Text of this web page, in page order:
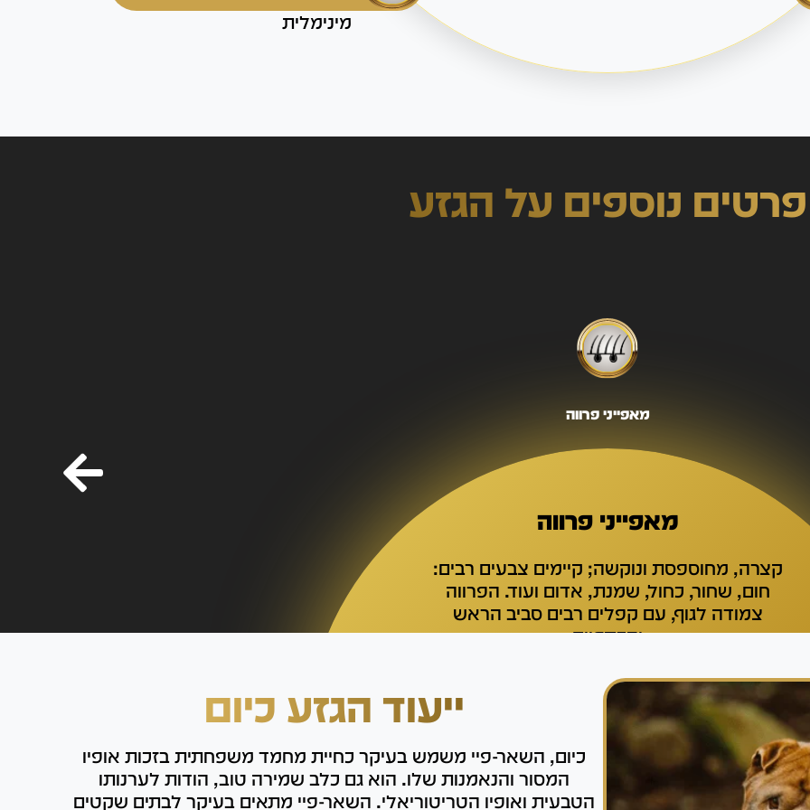
מינימלית
פרטים נוספים על הגזע
מאפייני פרווה
מאפייני פרווה
קצרה, מחוספסת ונוקשה; קיימים צבעים רבים:
חום, שחור, כחול, שמנת, אדום ועוד. הפרווה
צמודה לגוף, עם קפלים רבים סביב הראש
והכתפיים
ייעוד הגזע כיום
כיום, השאר-פיי משמש בעיקר כחיית מחמד משפחתית בזכות אופיו
המסור והנאמנות שלו. הוא גם כלב שמירה טוב, הודות לערנותו
הטבעית ואופיו הטריטוריאלי. השאר-פיי מתאים בעיקר לבתים שקטים